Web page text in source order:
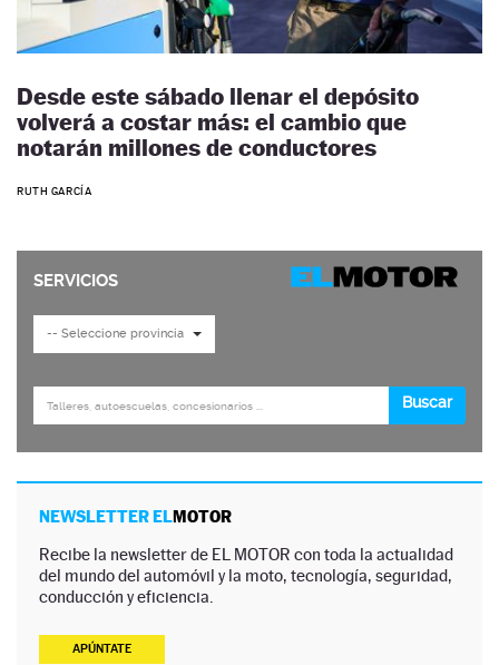
Desde este sábado llenar el depósito
volverá a costar más: el cambio que
notarán millones de conductores
RUTH GARCÍA
NEWSLETTER ELMOTOR
Recibe la newsletter de EL MOTOR con toda la actualidad
del mundo del automóvil y la moto, tecnología, seguridad,
conducción y eficiencia.
APÚNTATE